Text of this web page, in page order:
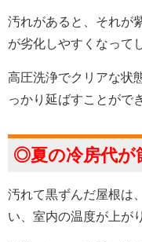
汚れがあると、それが
が劣化しやすくなって
高圧洗浄でクリアな状
っかり延ばすことがで
◎夏の冷房代が
汚れて黒ずんだ屋根は
い、室内の温度が上が